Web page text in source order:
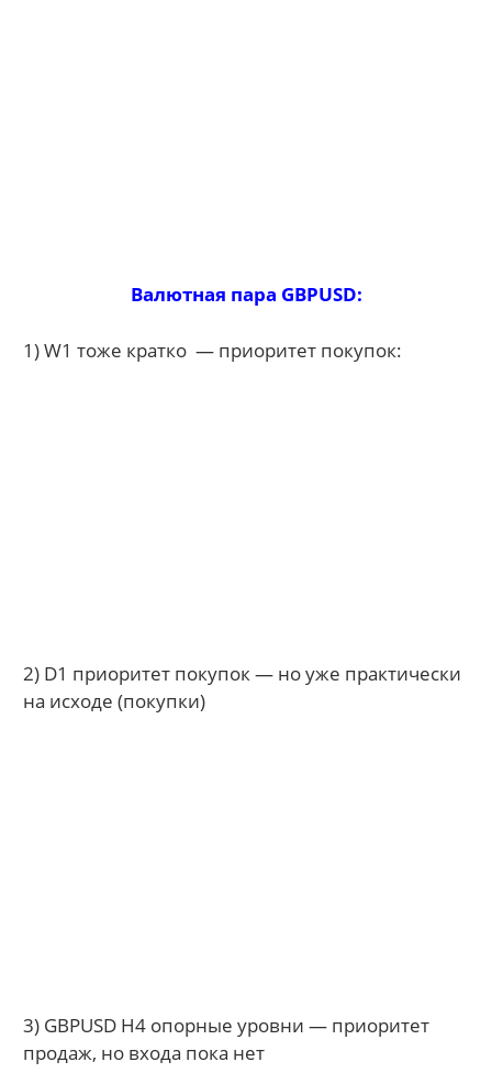
Валютная пара GBPUSD:
1) W1 тоже кратко — приоритет покупок:
2) D1 приоритет покупок — но уже практически
на исходе (покупки)
3) GBPUSD Н4 опорные уровни — приоритет
продаж, но входа пока нет